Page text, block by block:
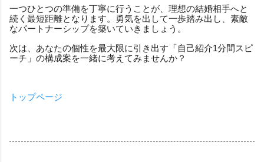
一つひとつの準備を丁寧に行うことが、理想の結婚相手へと
続く最短距離となります。勇気を出して一歩踏み出し、素敵
なパートナーシップを築いていきましょう。
次は、あなたの個性を最大限に引き出す「自己紹介1分間スピ
ーチ」の構成案を一緒に考えてみませんか？
トップページ